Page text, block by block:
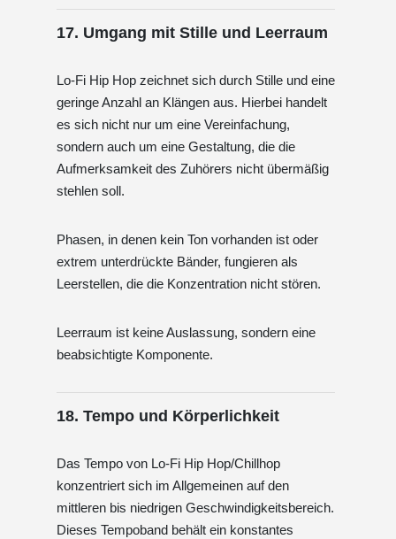
17. Umgang mit Stille und Leerraum
Lo-Fi Hip Hop zeichnet sich durch Stille und eine
geringe Anzahl an Klängen aus. Hierbei handelt
es sich nicht nur um eine Vereinfachung,
sondern auch um eine Gestaltung, die die
Aufmerksamkeit des Zuhörers nicht übermäßig
stehlen soll.
Phasen, in denen kein Ton vorhanden ist oder
extrem unterdrückte Bänder, fungieren als
Leerstellen, die die Konzentration nicht stören.
Leerraum ist keine Auslassung, sondern eine
beabsichtigte Komponente.
18. Tempo und Körperlichkeit
Das Tempo von Lo-Fi Hip Hop/Chillhop
konzentriert sich im Allgemeinen auf den
mittleren bis niedrigen Geschwindigkeitsbereich.
Dieses Tempoband behält ein konstantes